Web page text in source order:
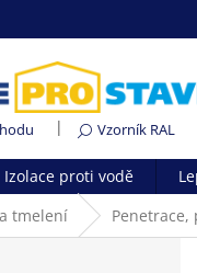
Vzorník RAL
Izolace proti vodě
tmelení